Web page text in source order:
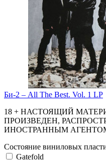
Би-2 – All The Best. Vol. 1 LP
18 + НАСТОЯЩИЙ
ПРОИЗВЕДЕН,
ИНОСТРАННЫМ
Состояние виниловых
Gatefold